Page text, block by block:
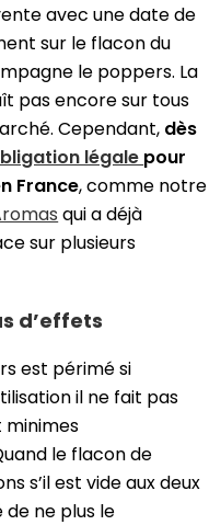
avec une date de
sur le flacon du
le poppers. La
pas encore sur tous
Cependant, dès
légale pour
France, comme notre
qui a déjà
sur plusieurs
d’effets
est périmé si
il ne fait pas
minimes
le flacon de
s’il est vide aux deux
ne plus le